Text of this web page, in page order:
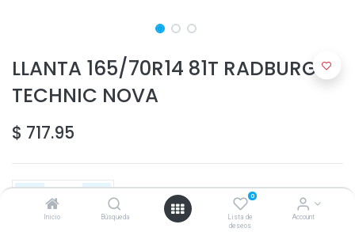
Inicio Búsqueda
0
Lista de
deseos
Account
LLANTA 165/70R14 81T RADBURG
TECHNIC NOVA
$ 717.95